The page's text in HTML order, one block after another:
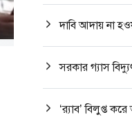
দাবি আদায় না
সরকার গ্যাস
‘র‍্যাব’ বিলুপ্ত